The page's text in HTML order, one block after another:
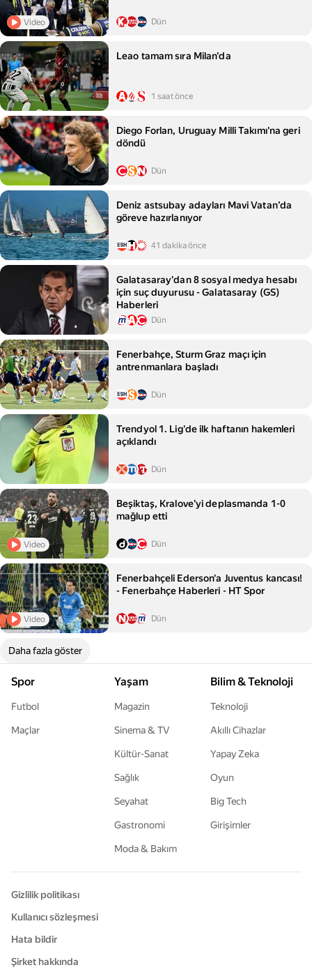
Video Dün
Leao tamam sıra Milan'da
1 saat önce
Diego Forlan, Uruguay Milli Takımı'na geri
döndü
Dün
Deniz astsubay adayları Mavi Vatan’da
göreve hazırlanıyor
41 dakika önce
Galatasaray'dan 8 sosyal medya hesabı
için suç duyurusu - Galatasaray (GS)
Haberleri
Dün
Fenerbahçe, Sturm Graz maçı için
antrenmanlara başladı
Dün
Trendyol 1. Lig'de ilk haftanın hakemleri
açıklandı
Dün
Video
Beşiktaş, Kralove'yi deplasmanda 1-0
mağlup etti
Dün
Video
Fenerbahçeli Ederson'a Juventus kancası!
- Fenerbahçe Haberleri - HT Spor
Dün
Daha fazla göster
Spor
Futbol
Maçlar
Yaşam
Magazin
Sinema & TV
Kültür-Sanat
Sağlık
Seyahat
Gastronomi
Moda & Bakım
Bilim & Teknoloji
Teknoloji
Akıllı Cihazlar
Yapay Zeka
Oyun
Big Tech
Girişimler
Gizlilik politikası
Kullanıcı sözleşmesi
Hata bildir
Şirket hakkında